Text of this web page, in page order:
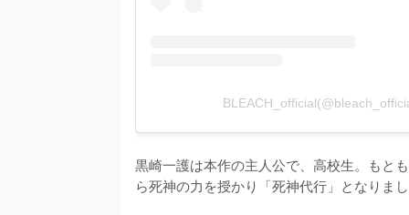
黒崎一護は本作の主人公で、高校生。もと
ら死神の力を授かり「死神代行」となりま